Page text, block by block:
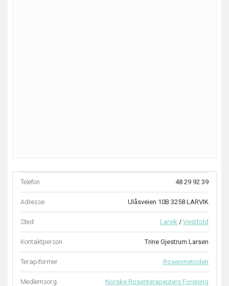
Telefon 48 29 92 39
Adresse Ulåsveien 10B 3258 LARVIK
Sted Larvik / Vestfold
Kontaktperson Trine Gjestrum Larsen
Terapiformer Rosenmetoden
Medlemsorg. Norske Rosenterapeuters Forening